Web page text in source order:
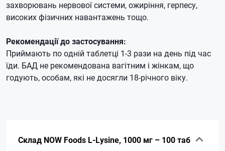
захворювань нервової системи, ожиріння, герпесу,
високих фізичних навантажень тощо.
Рекомендації до застосування:
Приймають по одній таблетці 1-3 рази на день під час
їди. БАД не рекомендована вагітним і жінкам, що
годують, особам, які не досягли 18-річного віку.
Склад NOW Foods L-Lysine, 1000 мг – 100 таб